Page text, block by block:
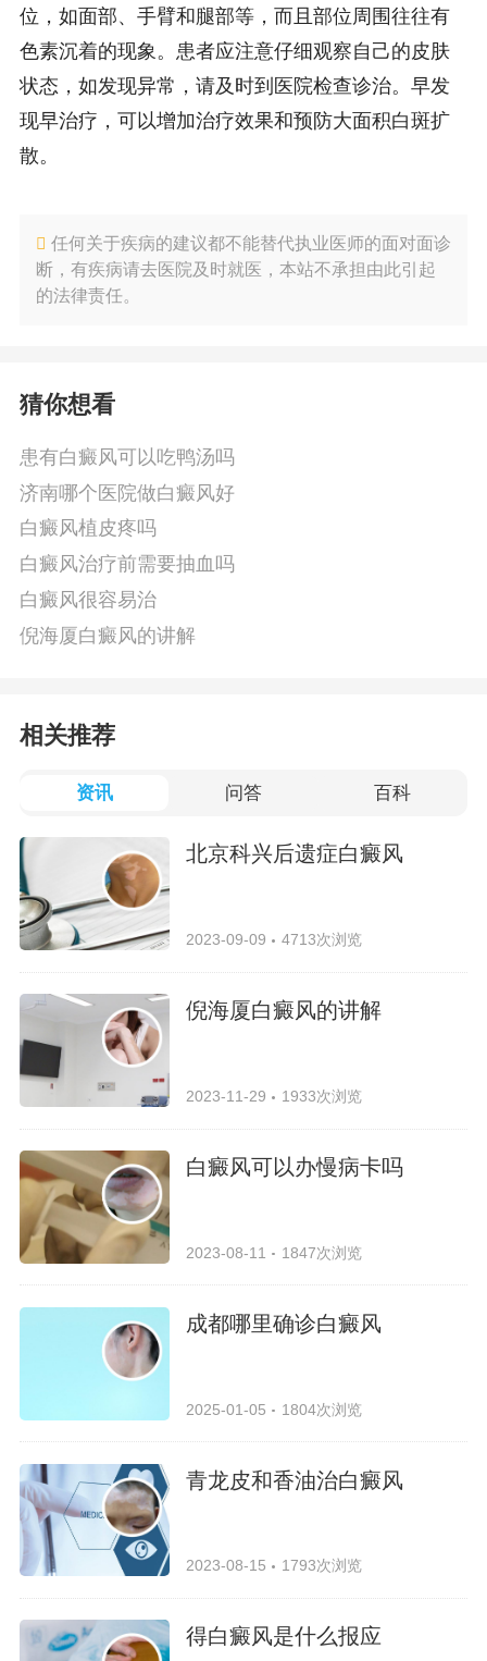
位，如面部、手臂和腿部等，而且部位周围往往有
色素沉着的现象。患者应注意仔细观察自己的皮肤
状态，如发现异常，请及时到医院检查诊治。早发
现早治疗，可以增加治疗效果和预防大面积白斑扩
散。
任何关于疾病的建议都不能替代执业医师的面对面诊
断，有疾病请去医院及时就医，本站不承担由此引起
的法律责任。
猜你想看
患有白癜风可以吃鸭汤吗
济南哪个医院做白癜风好
白癜风植皮疼吗
白癜风治疗前需要抽血吗
白癜风很容易治
倪海厦白癜风的讲解
相关推荐
资讯 问答 百科
北京科兴后遗症白癜风
2023-09-09 4713次浏览
倪海厦白癜风的讲解
2023-11-29 1933次浏览
白癜风可以办慢病卡吗
2023-08-11 1847次浏览
成都哪里确诊白癜风
2025-01-05 1804次浏览
青龙皮和香油治白癜风
2023-08-15 1793次浏览
得白癜风是什么报应